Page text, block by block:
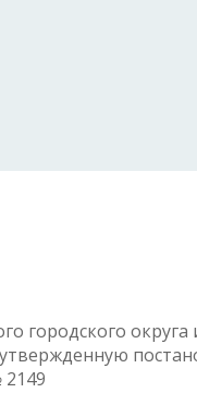
городского округа